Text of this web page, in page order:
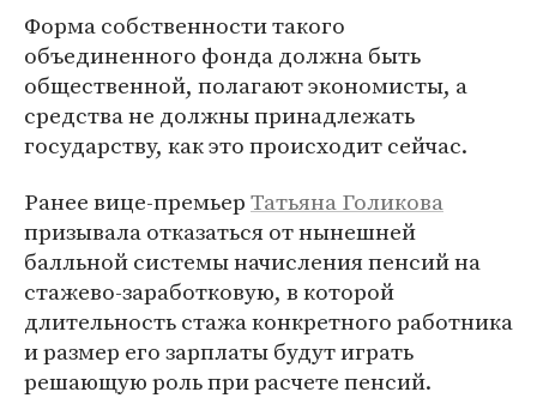
Форма собственности такого
объединенного фонда должна быть
общественной, полагают экономисты, а
средства не должны принадлежать
государству, как это происходит сейчас.
Ранее вице-премьерТатьяна Голикова
призывала отказаться от нынешней
балльной системы начисления пенсий на
стажево-заработковую, в которой
длительность стажа конкретного работника
и размер его зарплаты будут играть
решающую роль при расчете пенсий.